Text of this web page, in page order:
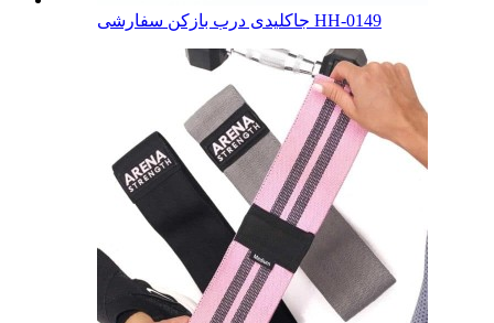
جاکلیدی درب بازکن سفارشی HH-0149